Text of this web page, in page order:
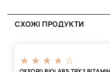
СХОЖІ ПРОДУКТИ